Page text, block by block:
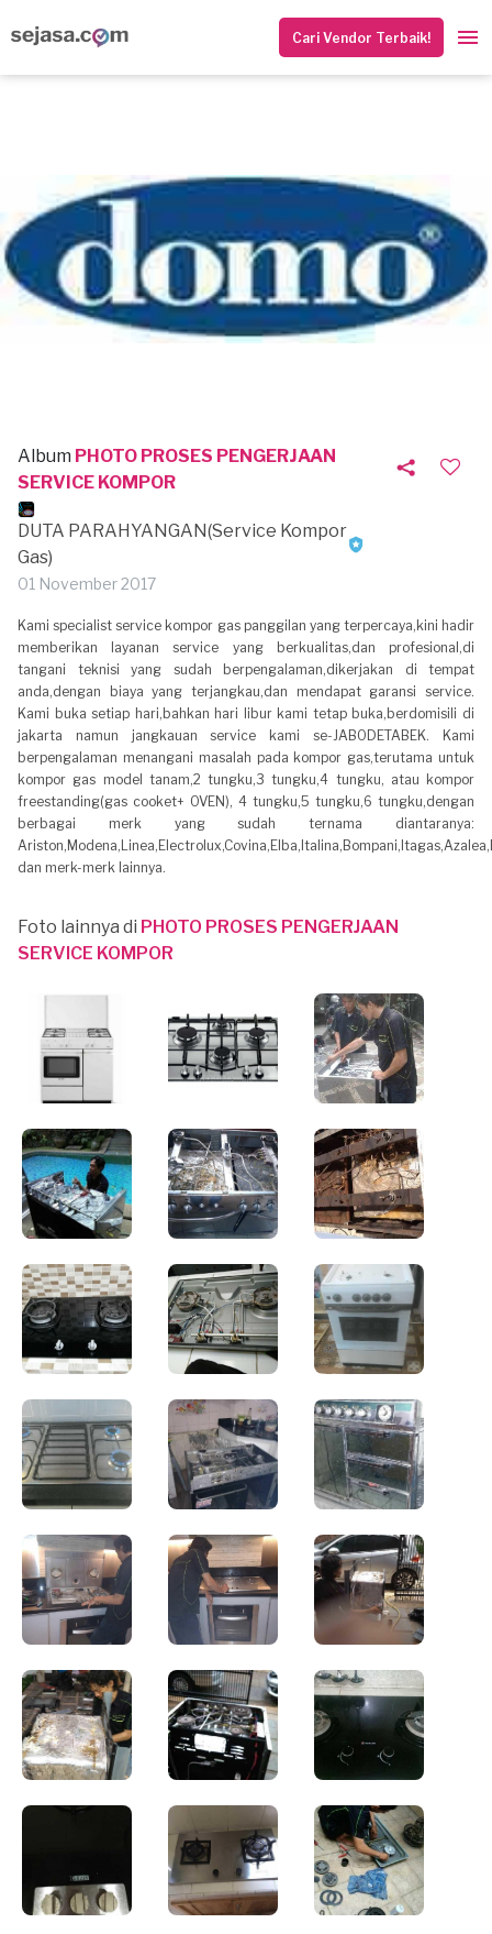
Cari Vendor Terbaik!
Album PHOTO PROSES PENGERJAAN
SERVICE KOMPOR
DUTA PARAHYANGAN(Service Kompor
Gas)
01 November 2017
Kami specialist service kompor gas panggilan yang terpercaya,kini hadir
memberikan layanan service yang berkualitas,dan profesional,di
tangani teknisi yang sudah berpengalaman,dikerjakan di tempat
anda,dengan biaya yang terjangkau,dan mendapat garansi service.
Kami buka setiap hari,bahkan hari libur kami tetap buka,berdomisili di
jakarta namun jangkauan service kami se-JABODETABEK. Kami
berpengalaman menangani masalah pada kompor gas,terutama untuk
kompor gas model tanam,2 tungku,3 tungku,4 tungku, atau kompor
freestanding(gas cooket+ OVEN), 4 tungku,5 tungku,6 tungku,dengan
berbagai merk yang sudah ternama diantaranya:
dan merk-merk lainnya.
Foto lainnya di PHOTO PROSES PENGERJAAN
SERVICE KOMPOR